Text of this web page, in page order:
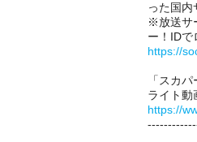
った国内
※放送サ
ー！IDで
https://
「スカ
ライト動
https://